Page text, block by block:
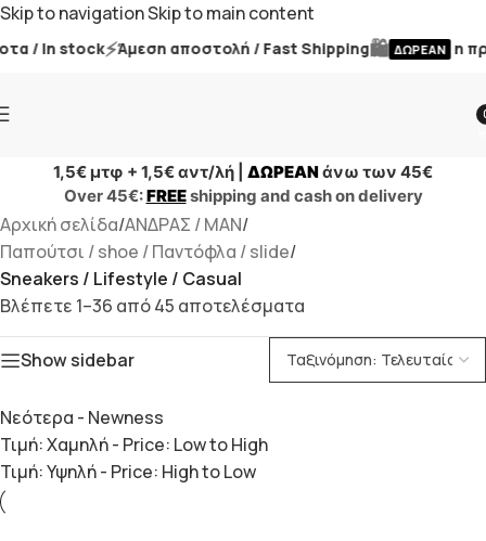
Skip to navigationSkip to main content
/ In stock⚡Άμεση αποστολή / Fast Shipping🛍️ ΔΩΡΕΑΝ η
1,5€ μτφ + 1,5€ αντ/λή | ΔΩΡΕΑΝάνω των 45€
Over 45€:FREEshipping and cash on delivery
Αρχική σελίδα/ΑΝΔΡΑΣ / MAN/
Παπούτσι / shoe / Παντόφλα / slide/
Sneakers / Lifestyle / Casual
Βλέπετε 1–36 από 45 αποτελέσματα
Show sidebar
Νεότερα - Newness
Τιμή: Χαμηλή - Price: Low to High
Τιμή: Υψηλή - Price: High to Low